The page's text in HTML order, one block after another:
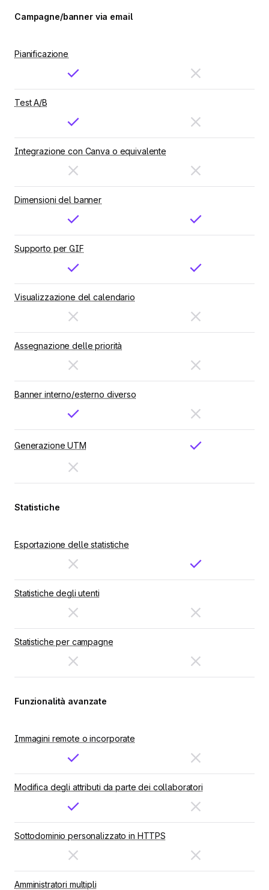
Campagne/banner via email
Pianificazione
Test A/B
Integrazione con Canva o equivalente
Dimensioni del banner
Supporto per GIF
Visualizzazione del calendario
Assegnazione delle priorità
Banner interno/esterno diverso
Generazione UTM
Statistiche
Esportazione delle statistiche
Statistiche degli utenti
Statistiche per campagne
Funzionalità avanzate
Immagini remote o incorporate
Modifica degli attributi da parte dei collaboratori
Sottodominio personalizzato in HTTPS
Amministratori multipli